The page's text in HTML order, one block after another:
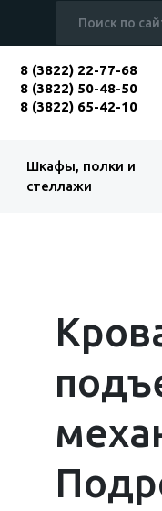
8 (3822) 22-77-68
8 (3822) 50-48-50
8 (3822) 65-42-10
Шкафы, полки и
стеллажи